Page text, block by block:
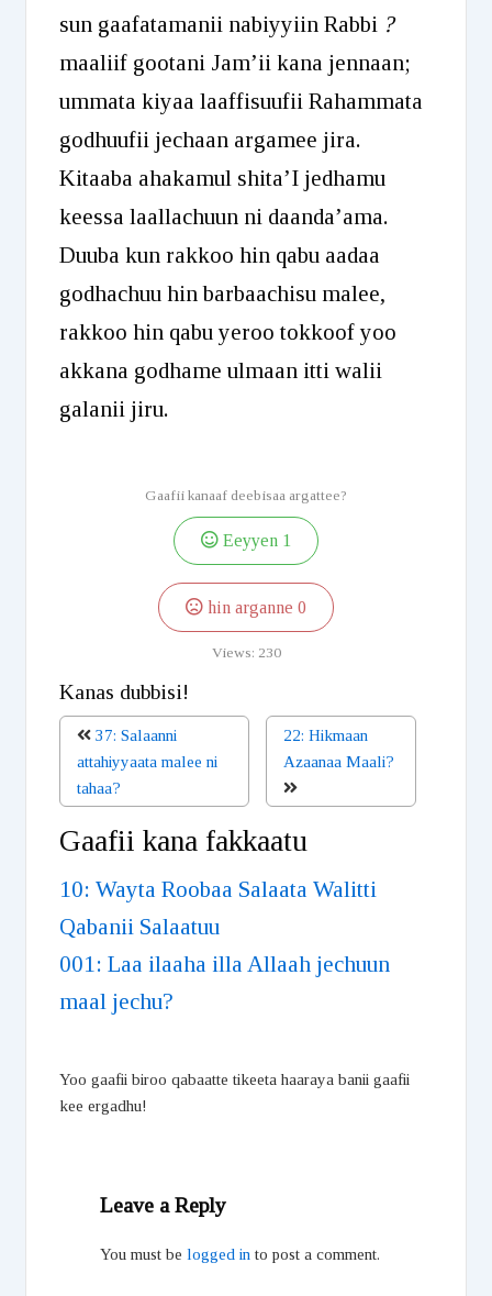
sun gaafatamanii nabiyyiin Rabbi ?
maaliif gootani Jam’ii kana jennaan;
ummata kiyaa laaffisuufii Rahammata
godhuufii jechaan argamee jira.
Kitaaba ahakamul shita’I jedhamu
keessa laallachuun ni daanda’ama.
Duuba kun rakkoo hin qabu aadaa
godhachuu hin barbaachisu malee,
rakkoo hin qabu yeroo tokkoof yoo
akkana godhame ulmaan itti walii
galanii jiru.
Gaafii kanaaf deebisaa argattee?
Eeyyen 1
hin arganne 0
Views: 230
Kanas dubbisi!
37: Salaanni
attahiyyaata malee ni
tahaa?
22: Hikmaan
Azaanaa Maali?
Gaafii kana fakkaatu
10: Wayta Roobaa Salaata Walitti
Qabanii Salaatuu
001: Laa ilaaha illa Allaah jechuun
maal jechu?
Yoo gaafii biroo qabaatte tikeeta haaraya banii gaafii
kee ergadhu!
Leave a Reply
You must belogged in to post a comment.